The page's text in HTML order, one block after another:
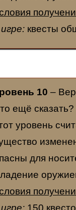
квесты
10 –
ещё
уровень
для
150